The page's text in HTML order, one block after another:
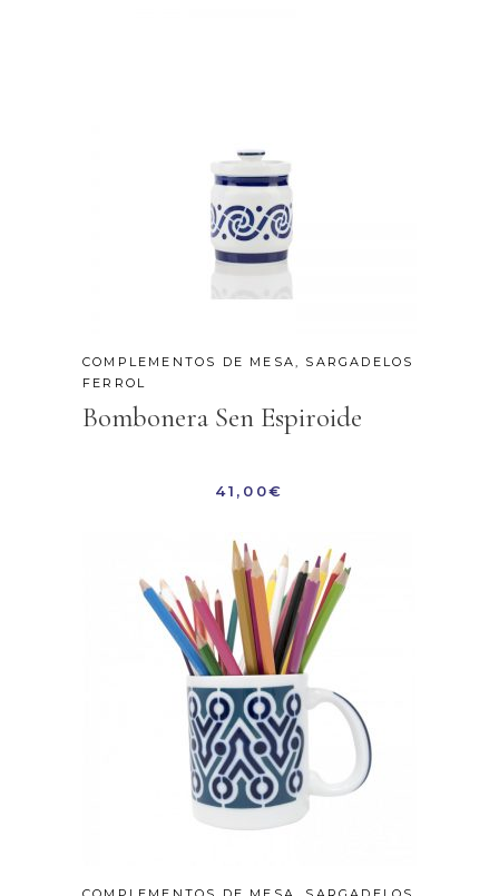
COMPLEMENTOS DE MESA, SARGADELOS
FERROL
Bombonera Sen Espiroide
41,00€